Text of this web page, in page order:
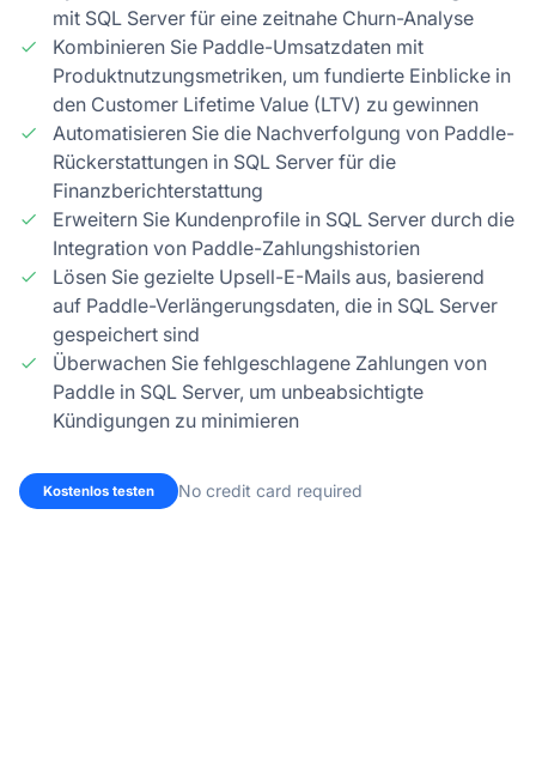
mit SQL Server für eine zeitnahe Churn-Analyse
Kombinieren Sie Paddle-Umsatzdaten mit
Produktnutzungsmetriken, um fundierte Einblicke in
den Customer Lifetime Value (LTV) zu gewinnen
Automatisieren Sie die Nachverfolgung von Paddle-
Rückerstattungen in SQL Server für die
Finanzberichterstattung
Erweitern Sie Kundenprofile in SQL Server durch die
Integration von Paddle-Zahlungshistorien
Lösen Sie gezielte Upsell-E-Mails aus, basierend
auf Paddle-Verlängerungsdaten, die in SQL Server
gespeichert sind
Überwachen Sie fehlgeschlagene Zahlungen von
Paddle in SQL Server, um unbeabsichtigte
Kündigungen zu minimieren
Kostenlos testen No credit card required